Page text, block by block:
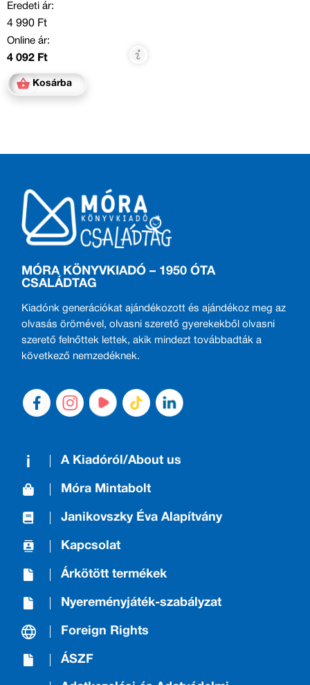
Eredeti ár:
4 990 Ft
Online ár:
4 092 Ft
Kosárba
MÓRA KÖNYVKIADÓ – 1950 ÓTA
CSALÁDTAG
Kiadónk generációkat ajándékozott és ajándékoz meg az
olvasás örömével, olvasni szerető gyerekekből olvasni
szerető felnőttek lettek, akik mindezt továbbadták a
következő nemzedéknek.
A Kiadóról/About us
Móra Mintabolt
Janikovszky Éva Alapítvány
Kapcsolat
Árkötött termékek
Nyereményjáték-szabályzat
Foreign Rights
ÁSZF